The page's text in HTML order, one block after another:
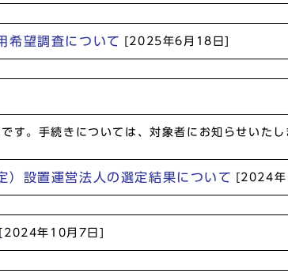
希望調査について [2025年6月18日]
す。手続きについては、対象者にお知らせいたし
）設置運営法人の選定結果について [2024
[2024年10月7日]